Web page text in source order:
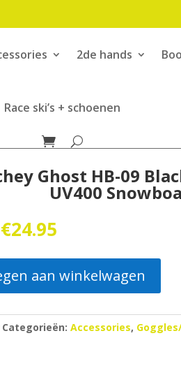
2de hands
Race ski’s + schoenen
Ghost HB-09
UV400
Oorspronkelijke
prijs
was:
€32.92.
€24.95
is:
€24.95.
aan winkelwagen
Categorieën:Accessories,